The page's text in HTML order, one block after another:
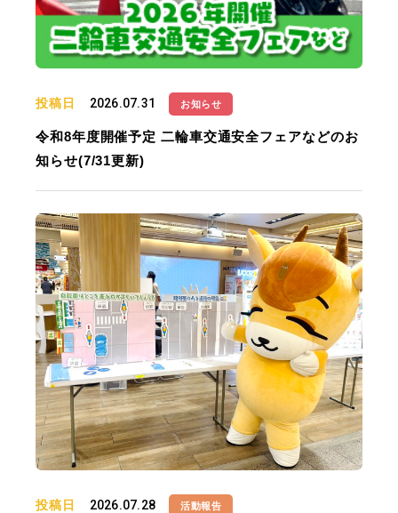
投稿日 2026.07.31 お知らせ
令和8年度開催予定 二輪車交通安全フェアなどのお
知らせ(7/31更新)
投稿日 2026.07.28 活動報告